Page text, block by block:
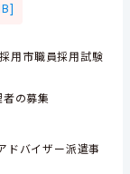
用市職員採用試験
の募集
ドバイザー派遣事